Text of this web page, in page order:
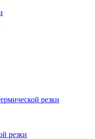
резки
резки